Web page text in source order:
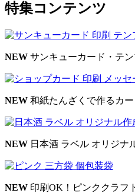
特集コンテンツ
NEW サンキューカード・テ
NEW 和紙たんざくで作るカ
NEW 日本酒 ラベル オリジナ
NEW 印刷OK！ピンククラフ